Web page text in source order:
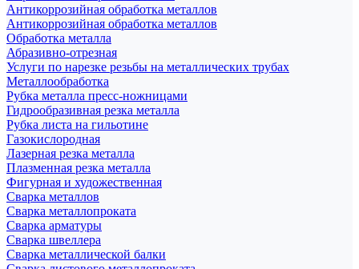
Антикоррозийная обработка металлов
Антикоррозийная обработка металлов
Обработка металла
Абразивно-отрезная
Услуги по нарезке резьбы на металлических трубах
Металлообработка
Рубка металла пресс-ножницами
Гидрообразивная резка металла
Рубка листа на гильотине
Газокислородная
Лазерная резка металла
Плазменная резка металла
Фигурная и художественная
Сварка металлов
Сварка металлопроката
Сварка арматуры
Сварка швеллера
Сварка металлической балки